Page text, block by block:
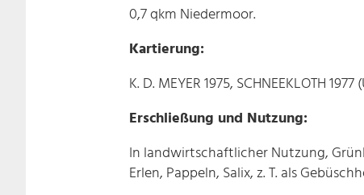
0,7 qkm Niedermoor.
Kartierung:
K. D. MEYER 1975, SCHNEEKLOTH
Erschließung und Nutzung:
In landwirtschaftlicher Nutzung,
Erlen, Pappeln, Salix, z. T. als